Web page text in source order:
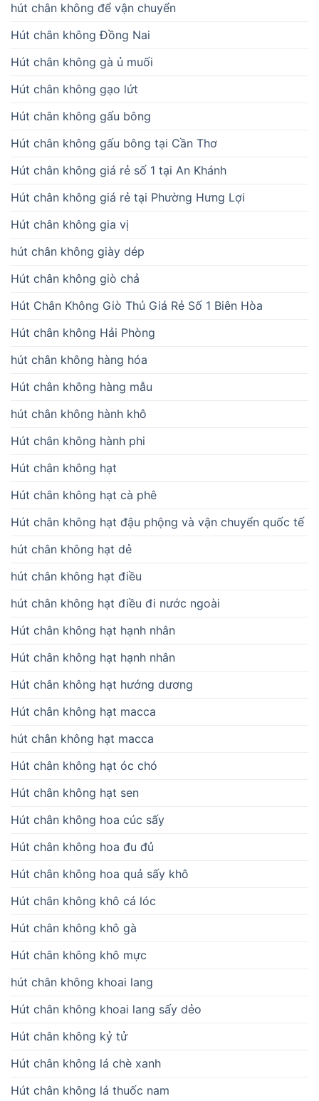
hút chân không để vận chuyển
Hút chân không Đồng Nai
Hút chân không gà ủ muối
Hút chân không gạo lứt
Hút chân không gấu bông
Hút chân không gấu bông tại Cần Thơ
Hút chân không giá rẻ số 1 tại An Khánh
Hút chân không giá rẻ tại Phường Hưng Lợi
Hút chân không gia vị
hút chân không giày dép
Hút chân không giò chả
Hút Chân Không Giò Thủ Giá Rẻ Số 1 Biên Hòa
Hút chân không Hải Phòng
hút chân không hàng hóa
Hút chân không hàng mẫu
hút chân không hành khô
Hút chân không hành phi
Hút chân không hạt
Hút chân không hạt cà phê
Hút chân không hạt đậu phộng và vận chuyển quốc tế
hút chân không hạt dẻ
hút chân không hạt điều
hút chân không hạt điều đi nước ngoài
Hút chân không hạt hạnh nhân
Hút chân không hạt hạnh nhân
Hút chân không hạt hướng dương
Hút chân không hạt macca
hút chân không hạt macca
Hút chân không hạt óc chó
Hút chân không hạt sen
Hút chân không hoa cúc sấy
Hút chân không hoa đu đủ
Hút chân không hoa quả sấy khô
Hút chân không khô cá lóc
Hút chân không khô gà
Hút chân không khô mực
hút chân không khoai lang
Hút chân không khoai lang sấy dẻo
Hút chân không kỷ tử
Hút chân không lá chè xanh
Hút chân không lá thuốc nam